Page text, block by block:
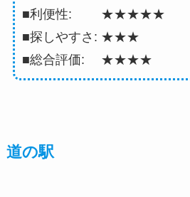
■利便性: ★★★★★
■探しやすさ: ★★★
■総合評価: ★★★★
道の駅